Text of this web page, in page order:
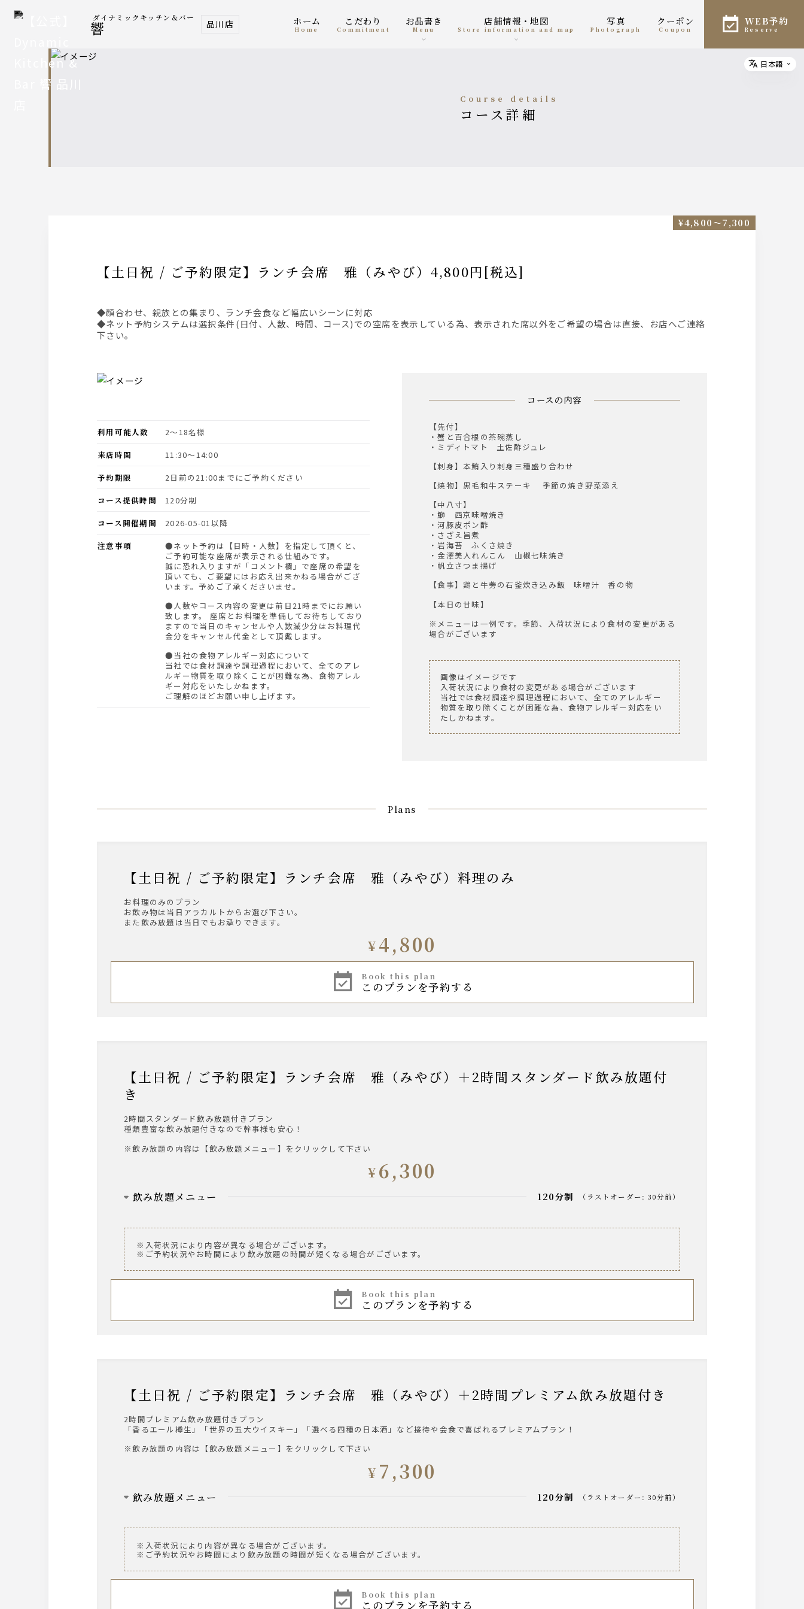
ダイナミックキッチン＆バー
響 品川店 ホーム
home
こだわり
Commitment
お品書き
menu
店舗情報・地図
Store information and map
写真
photograph
クーポン
coupon
WEB予約
reserve
course details
コース詳細
【土日祝 / ご予約限定】ランチ会席 雅（みやび）4,800円[税込]
◆顔合わせ、親族との集まり、ランチ会食など幅広いシーンに対応
◆ネット予約システムは選択条件(日付、人数、時間、コース)での空席を表示している為、表示された席以外をご希望の場合は直接、お店へご連絡
下さい。
¥4,800〜7,300
コースの内容
【先付】
・蟹と百合根の茶碗蒸し
・ミディトマト 土佐酢ジュレ
【刺身】本鮪入り刺身三種盛り合わせ
【焼物】黒毛和牛ステーキ 季節の焼き野菜添え
【中八寸】
・鰤 西京味噌焼き
・河豚皮ポン酢
・さざえ旨煮
・岩海苔 ふくさ焼き
・金澤美人れんこん 山椒七味焼き
・帆立さつま揚げ
【食事】鶏と牛蒡の石釜炊き込み飯 味噌汁 香の物
【本日の甘味】
※メニューは一例です。季節、入荷状況により食材の変更がある
場合がございます
画像はイメージです
入荷状況により食材の変更がある場合がございます
当社では食材調達や調理過程において、全てのアレルギー
物質を取り除くことが困難な為、食物アレルギー対応をい
たしかねます。
利用可能人数
2〜18名様
来店時間
11:30〜14:00
予約期限
2日前の21:00までにご予約ください
コース提供時間
120分制
コース開催期間
2026-05-01以降
注意事項
●ネット予約は【日時・人数】を指定して頂くと、
ご予約可能な座席が表示される仕組みです。
誠に恐れ入りますが「コメント欄」で座席の希望を
頂いても、ご要望にはお応え出来かねる場合がござ
います。予めご了承くださいませ。
●人数やコース内容の変更は前日21時までにお願い
致します。 座席とお料理を準備してお待ちしており
ますので当日のキャンセルや人数減少分はお料理代
金分をキャンセル代金として頂戴します。
●当社の食物アレルギー対応について
当社では食材調達や調理過程において、全てのアレ
ルギー物質を取り除くことが困難な為、食物アレル
ギー対応をいたしかねます。
ご理解のほどお願い申し上げます。
Plans
【土日祝 / ご予約限定】ランチ会席 雅（みやび）料理のみ
お料理のみのプラン
お飲み物は当日アラカルトからお選び下さい。
また飲み放題は当日でもお承りできます。
¥4,800
book this plan
このプランを予約する
【土日祝 / ご予約限定】ランチ会席 雅（みやび）＋2時間スタンダード飲み放題付
き
2時間スタンダード飲み放題付きプラン
種類豊富な飲み放題付きなので幹事様も安心！
※飲み放題の内容は【飲み放題メニュー】をクリックして下さい
¥6,300
飲み放題メニュー 120分制 （ ラストオーダー: 30分前）
～AMERICAN～ ジムビーム
サワー
サントリー 南高梅酒
※ロック、水割り、ソーダ割り、お湯割り
【白】ヴィッラビアンキ ビアンコ
※冷 又は 燗でご用意
焼酎
※入荷状況により内容が異なる場合がございます。
※ご予約状況やお時間により飲み放題の時間が短くなる場合がございます。
book this plan
このプランを予約する
【土日祝 / ご予約限定】ランチ会席 雅（みやび）＋2時間プレミアム飲み放題付き
2時間プレミアム飲み放題付きプラン
「香るエール樽生」「世界の五大ウイスキー」「選べる四種の日本酒」など接待や会食で喜ばれるプレミアムプラン！
※飲み放題の内容は【飲み放題メニュー】をクリックして下さい
¥ 7,300
飲み放題メニュー 120分制 （ ラストオーダー: 30分前）
ザ・プレミアム・モルツ 香るエール 樽生
ウィスキー
※入荷状況により内容が異なる場合がございます。
※ご予約状況やお時間により飲み放題の時間が短くなる場合がございます。
book this plan
このプランを予約する
Select
日本語